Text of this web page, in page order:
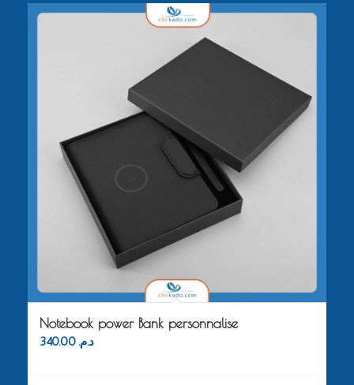
Notebook power Bank personnalise
د.م. 340.00